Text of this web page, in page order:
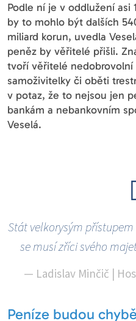
Podle ní je v oddlužení asi
by to mohlo být dalších
miliard korun, uvedla
peněz by věřitelé přišli.
tvoří věřitelé nedobrovolní
samoživitelky či oběti
v potaz, že to nejsou jen
bankám a nebankovním
Veselá.
Stát velkorysým
se musí zříci svého
— Ladislav Minčič |
Peníze budou